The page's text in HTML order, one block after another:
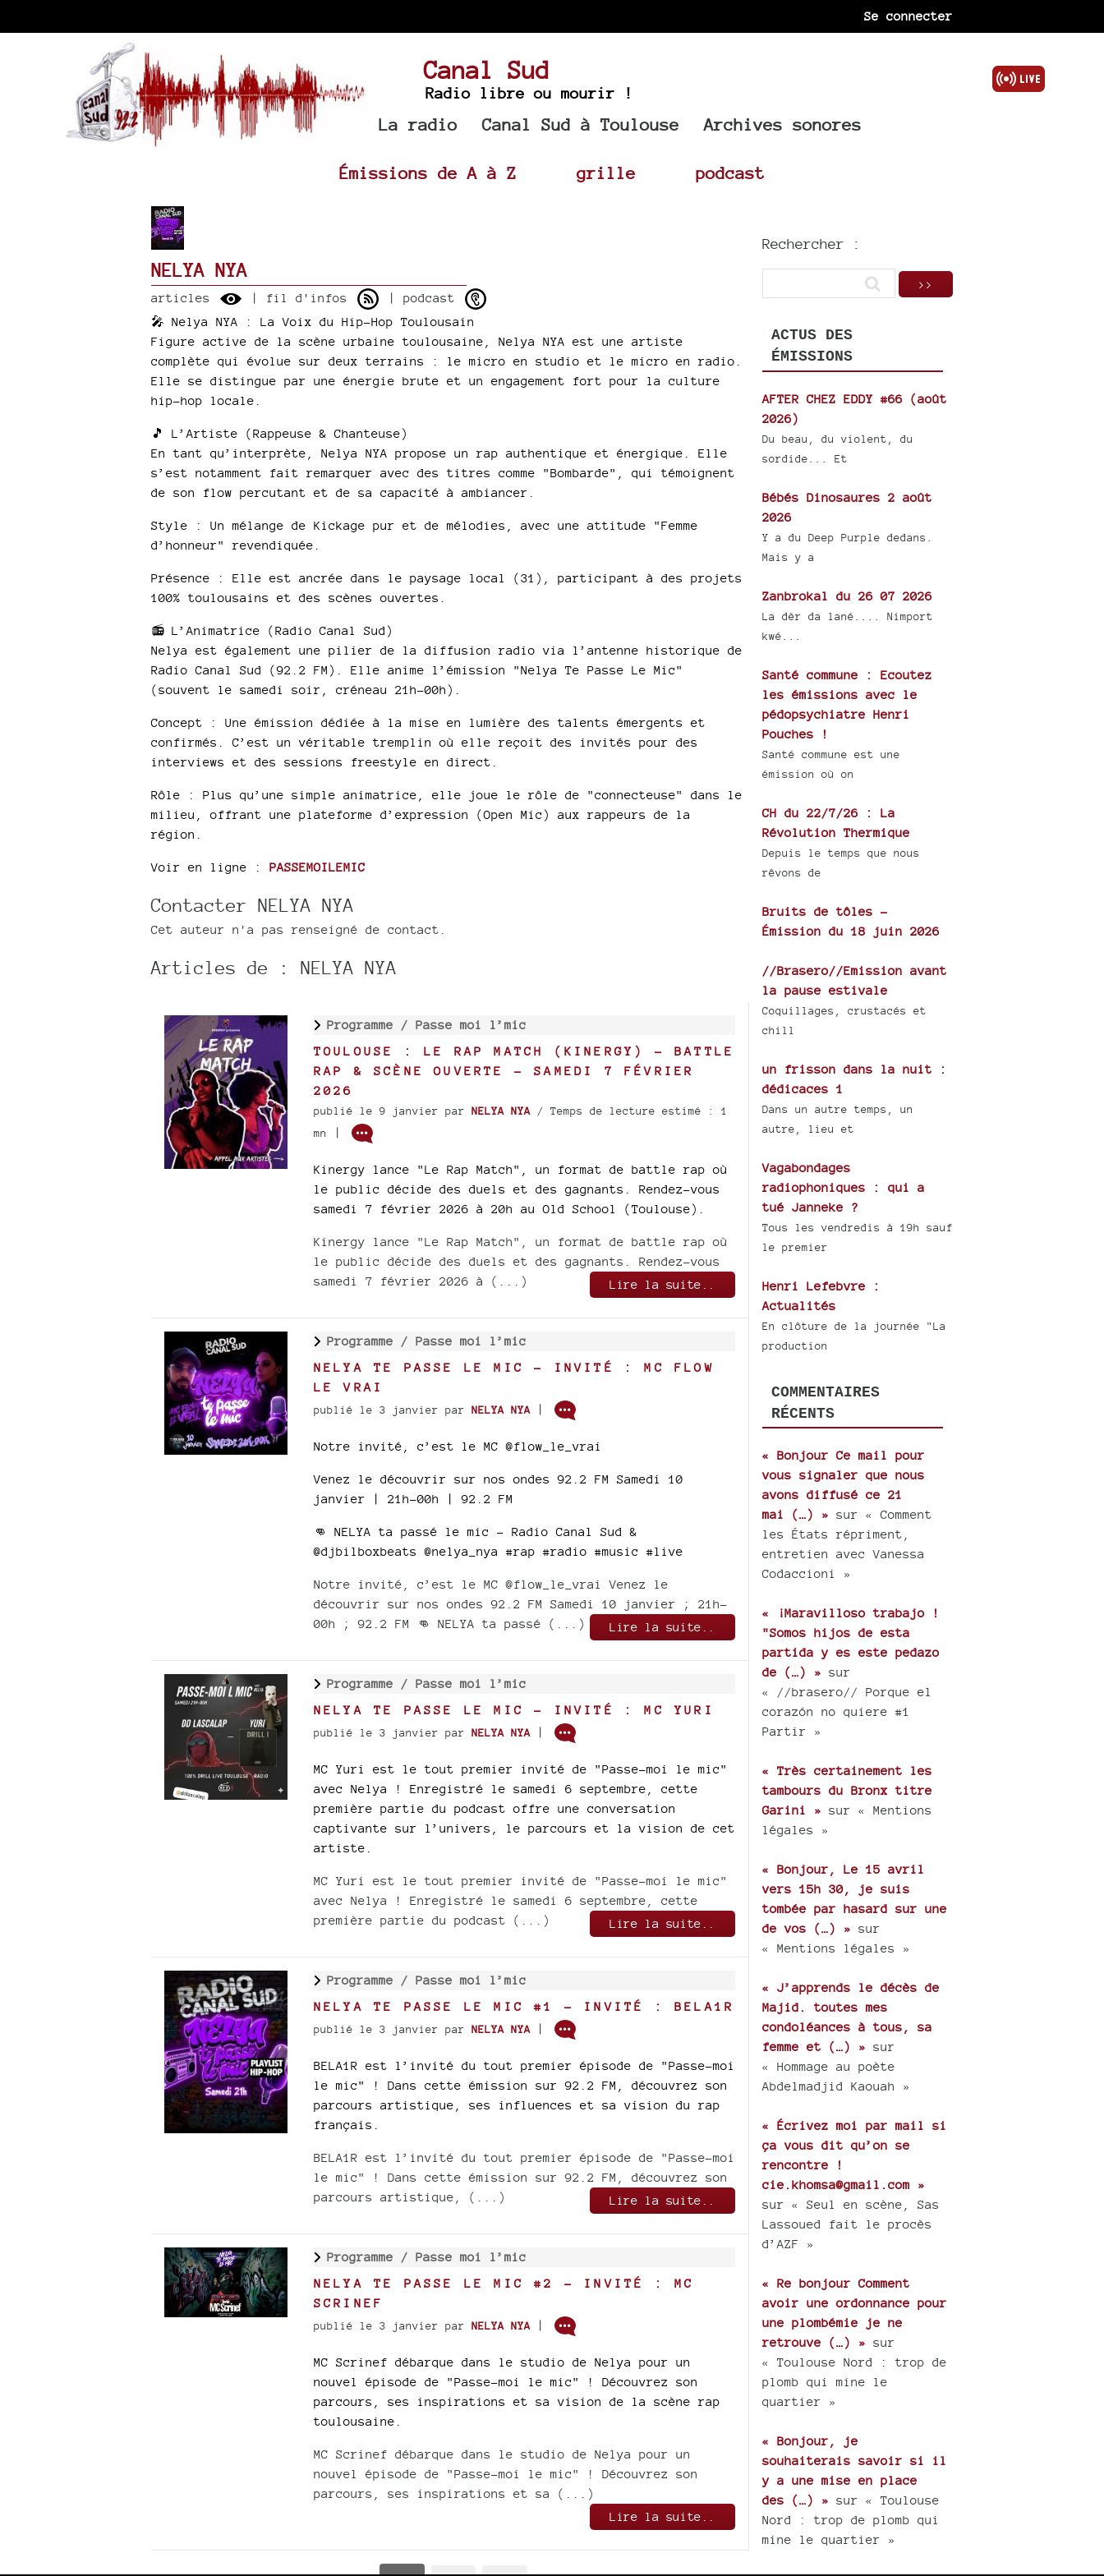
Se connecter
Canal Sud
Radio libre ou mourir !
La radio Canal Sud à Toulouse Archives sonores
Émissions de A à Z grille podcast
NELYA NYA
articles | fil d'infos
| podcast
🎤 Nelya NYA : La Voix du Hip-Hop Toulousain
Figure active de la scène urbaine toulousaine, Nelya NYA est une artiste
complète qui évolue sur deux terrains : le micro en studio et le micro en radio.
Elle se distingue par une énergie brute et un engagement fort pour la culture
hip-hop locale.
🎵 L’Artiste (Rappeuse & Chanteuse)
En tant qu’interprète, Nelya NYA propose un rap authentique et énergique. Elle
s’est notamment fait remarquer avec des titres comme "Bombarde", qui témoignent
de son flow percutant et de sa capacité à ambiancer.​
Style : Un mélange de Kickage pur et de mélodies, avec une attitude "Femme
d’honneur" revendiquée.​
Présence : Elle est ancrée dans le paysage local (31), participant à des projets
100% toulousains et des scènes ouvertes.​
📻 L’Animatrice (Radio Canal Sud)
Nelya est également une pilier de la diffusion radio via l’antenne historique de
Radio Canal Sud (92.2 FM). Elle anime l’émission "Nelya Te Passe Le Mic"
(souvent le samedi soir, créneau 21h-00h).​
Concept : Une émission dédiée à la mise en lumière des talents émergents et
confirmés. C’est un véritable tremplin où elle reçoit des invités pour des
interviews et des sessions freestyle en direct.​
Rôle : Plus qu’une simple animatrice, elle joue le rôle de "connecteuse" dans le
milieu, offrant une plateforme d’expression (Open Mic) aux rappeurs de la
région.​
Voir en ligne : PASSEMOILEMIC
Contacter NELYA NYA
Cet auteur n'a pas renseigné de contact.
Articles de : NELYA NYA
Programme / Passe moi l’mic
TOULOUSE : LE RAP MATCH (KINERGY) – BATTLE
RAP & SCÈNE OUVERTE – SAMEDI 7 FÉVRIER
2026
publié le 9 janvier par NELYA NYA / Temps de lecture estimé : 1
mn
|
Kinergy lance "Le Rap Match", un format de battle rap où
le public décide des duels et des gagnants. Rendez-vous
samedi 7 février 2026 à 20h au Old School (Toulouse).
Kinergy lance "Le Rap Match", un format de battle rap où
le public décide des duels et des gagnants. Rendez-vous
samedi 7 février 2026 à (...)
Lire la suite..
Programme / Passe moi l’mic
NELYA TE PASSE LE MIC - INVITÉ : MC FLOW
LE VRAI
publié le 3 janvier par NELYA NYA |
Notre invité, c’est le MC @flow_le_vrai
Venez le découvrir sur nos ondes 92.2 FM Samedi 10
janvier | 21h-00h | 92.2 FM
👊 NELYA ta passé le mic – Radio Canal Sud &
@djbilboxbeats @nelya_nya #rap #radio #music #live
Notre invité, c’est le MC @flow_le_vrai Venez le
découvrir sur nos ondes 92.2 FM Samedi 10 janvier ; 21h-
00h ; 92.2 FM 👊 NELYA ta passé (...)
Lire la suite..
Programme / Passe moi l’mic
NELYA TE PASSE LE MIC - INVITÉ : MC YURI
publié le 3 janvier par NELYA NYA |
MC Yuri est le tout premier invité de "Passe-moi le mic"
avec Nelya ! Enregistré le samedi 6 septembre, cette
première partie du podcast offre une conversation
captivante sur l’univers, le parcours et la vision de cet
artiste.
MC Yuri est le tout premier invité de "Passe-moi le mic"
avec Nelya ! Enregistré le samedi 6 septembre, cette
première partie du podcast (...)
Lire la suite..
Programme / Passe moi l’mic
NELYA TE PASSE LE MIC #1 - INVITÉ : BELA1R
publié le 3 janvier par NELYA NYA |
BELA1R est l’invité du tout premier épisode de "Passe-moi
le mic" ! Dans cette émission sur 92.2 FM, découvrez son
parcours artistique, ses influences et sa vision du rap
français.
BELA1R est l’invité du tout premier épisode de "Passe-moi
le mic" ! Dans cette émission sur 92.2 FM, découvrez son
parcours artistique, (...)
Lire la suite..
Programme / Passe moi l’mic
NELYA TE PASSE LE MIC #2 - INVITÉ : MC
SCRINEF
publié le 3 janvier par NELYA NYA |
MC Scrinef débarque dans le studio de Nelya pour un
nouvel épisode de "Passe-moi le mic" ! Découvrez son
parcours, ses inspirations et sa vision de la scène rap
toulousaine.
MC Scrinef débarque dans le studio de Nelya pour un
nouvel épisode de "Passe-moi le mic" ! Découvrez son
parcours, ses inspirations et sa (...)
Lire la suite..
Rechercher :
ACTUS DES
ÉMISSIONS
AFTER CHEZ EDDY #66 (août
2026)
Du beau, du violent, du
sordide... Et
Bébés Dinosaures 2 août
2026
Y a du Deep Purple dedans.
Mais y a
Zanbrokal du 26 07 2026
La dèr da lané.... Nimport
kwé...
Santé commune : Ecoutez
les émissions avec le
pédopsychiatre Henri
Pouches !
Santé commune est une
émission où on
CH du 22/7/26 : La
Révolution Thermique
Depuis le temps que nous
rêvons de
Bruits de tôles -
Émission du 18 juin 2026
//Brasero//Emission avant
la pause estivale
Coquillages, crustacés et
chill
un frisson dans la nuit :
dédicaces 1
Dans un autre temps, un
autre, lieu et
Vagabondages
radiophoniques : qui a
tué Janneke ?
Tous les vendredis à 19h sauf
le premier
Henri Lefebvre :
Actualités
En clôture de la journée "La
production
COMMENTAIRES
RÉCENTS
« Bonjour Ce mail pour
vous signaler que nous
avons diffusé ce 21
mai (…) » sur « Comment
les États répriment,
entretien avec Vanessa
Codaccioni »
« ¡Maravilloso trabajo !
"Somos hijos de esta
partida y es este pedazo
de (…) » sur
« //brasero// Porque el
corazón no quiere #1
Partir »
« Très certainement les
tambours du Bronx titre
Garini » sur « Mentions
légales »
« Bonjour, Le 15 avril
vers 15h 30, je suis
tombée par hasard sur une
de vos (…) » sur
« Mentions légales »
« J’apprends le décès de
Majid. toutes mes
condoléances à tous, sa
femme et (…) » sur
« Hommage au poète
Abdelmadjid Kaouah »
« Écrivez moi par mail si
ça vous dit qu’on se
rencontre !
cie.khomsa@gmail.com »
sur « Seul en scène, Sas
Lassoued fait le procès
d’AZF »
« Re bonjour Comment
avoir une ordonnance pour
une plombémie je ne
retrouve (…) » sur
« Toulouse Nord : trop de
plomb qui mine le
quartier »
« Bonjour, je
souhaiterais savoir si il
y a une mise en place
des (…) » sur « Toulouse
Nord : trop de plomb qui
mine le quartier »